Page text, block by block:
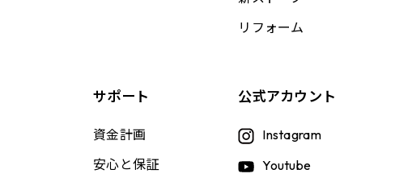
リフォーム
サポート
資金計画
安心と保証
公式アカウント
Instagram
Youtube